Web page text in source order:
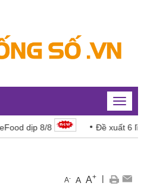
Toggle
dịp 8/8 Đề xuất 6 lĩnh
A- A A+ |